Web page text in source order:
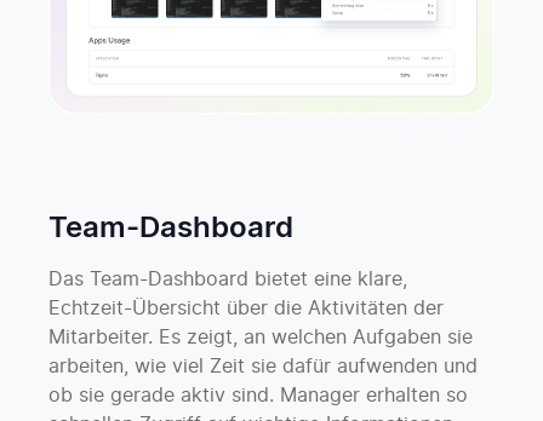
Team-Dashboard
Das Team-Dashboard bietet eine klare,
Echtzeit-Übersicht über die Aktivitäten der
Mitarbeiter. Es zeigt, an welchen Aufgaben sie
arbeiten, wie viel Zeit sie dafür aufwenden und
ob sie gerade aktiv sind. Manager erhalten so